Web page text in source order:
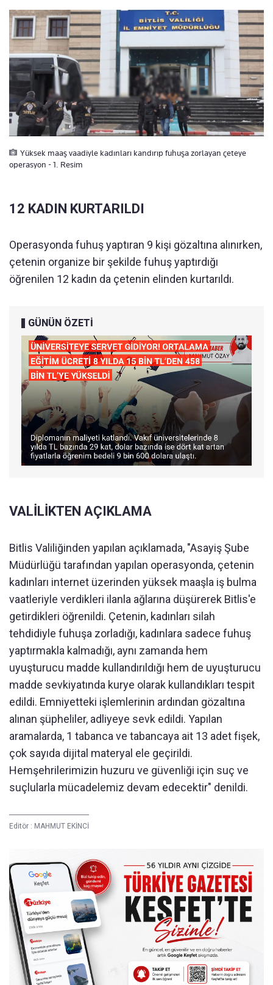
Yüksek maaş vaadiyle kadınları kandırıp fuhuşa zorlayan çeteye
operasyon - 1. Resim
12 KADIN KURTARILDI
Operasyonda fuhuş yaptıran 9 kişi gözaltına alınırken,
çetenin organize bir şekilde fuhuş yaptırdığı
öğrenilen 12 kadın da çetenin elinden kurtarıldı.
GÜNÜN ÖZETİ
VALİLİKTEN AÇIKLAMA
Bitlis Valiliğinden yapılan açıklamada, "Asayiş Şube
Müdürlüğü tarafından yapılan operasyonda, çetenin
kadınları internet üzerinden yüksek maaşla iş bulma
vaatleriyle verdikleri ilanla ağlarına düşürerek Bitlis'e
getirdikleri öğrenildi. Çetenin, kadınları silah
tehdidiyle fuhuşa zorladığı, kadınlara sadece fuhuş
yaptırmakla kalmadığı, aynı zamanda hem
uyuşturucu madde kullandırıldığı hem de uyuşturucu
madde sevkiyatında kurye olarak kullandıkları tespit
edildi. Emniyetteki işlemlerinin ardından gözaltına
alınan şüpheliler, adliyeye sevk edildi. Yapılan
aramalarda, 1 tabanca ve tabancaya ait 13 adet fişek,
çok sayıda dijital materyal ele geçirildi.
Hemşehrilerimizin huzuru ve güvenliği için suç ve
suçlularla mücadelemiz devam edecektir" denildi.
Editör : MAHMUT EKİNCİ